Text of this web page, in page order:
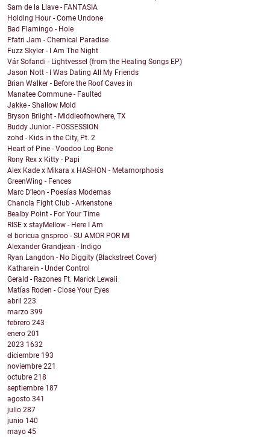
Sam de la Llave - FANTASIA
Holding Hour - Come Undone
Bad Flamingo - Hole
Ffatri Jam - Chemical Paradise
Fuzz Skyler - I Am The Night
Vár Sofandi - Lightvessel (from the Healing Songs EP)
Jason Nott - I Was Dating All My Friends
Brian Walker - Before the Roof Caves in
Manatee Commune - Faulted
Jakke - Shallow Mold
Bryson Briight - Middleofnowhere, TX
Buddy Junior - POSSESSION
zohd - Kids in the City, Pt. 2
Heart of Pine - Voodoo Leg Bone
Rony Rex x Kitty - Papi
Alex Kade x Mikara x HASHON - Metamorphosis
GreenWing - Fences
Marc D’leon - Poesías Modernas
Chancla Fight Club - Arkenstone
Bealby Point - For Your Time
RISE x stayMellow - Here I Am
el boricua gnsproo - SU AMOR POR MI
Alexander Grandjean - Indigo
Ryan Langdon - No Diggity (Blackstreet Cover)
Katharein - Under Control
Gerald - Razones Ft. Marick Lewaii
Matías Roden - Close Your Eyes
abril 223
marzo 399
febrero 243
enero 201
2023 1632
diciembre 193
noviembre 221
octubre 218
septiembre 187
agosto 341
julio 287
junio 140
mayo 45